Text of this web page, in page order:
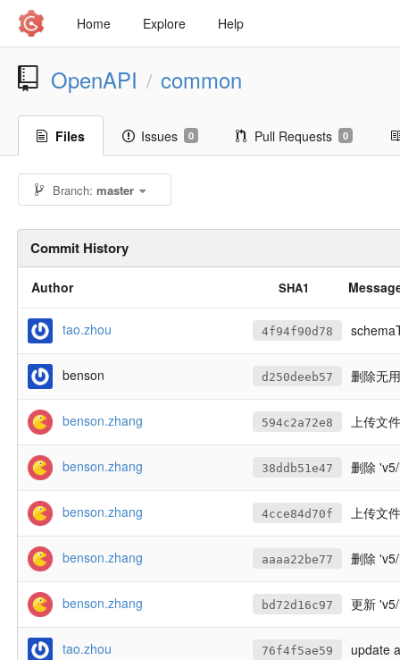
Home Explore Help
OpenAPI / common
Files Issues 0 Pull Requests 0
Branch:master
Commit History
Author SHA1
tao.zhou 4f94f90d78
benson d250deeb57 删除无
benson.zhang 594c2a72e8 上传文
benson.zhang 38ddb51e47 删除
benson.zhang 4cce84d70f 上传文
benson.zhang aaaa22be77 删除
benson.zhang bd72d16c97 更新
tao.zhou 76f4f5ae59 update